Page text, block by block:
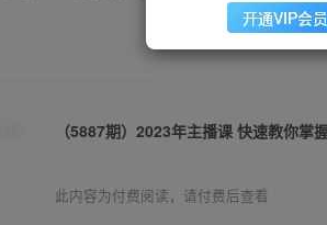
此内容为付费阅读，请付费后查看
开通VIP会员